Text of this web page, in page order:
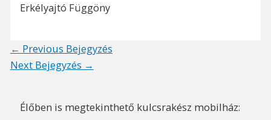
Erkélyajtó Függöny
Post
navigation
← Previous Bejegyzés
Next Bejegyzés →
Élőben is megtekinthető kulcsrakész mobilház: